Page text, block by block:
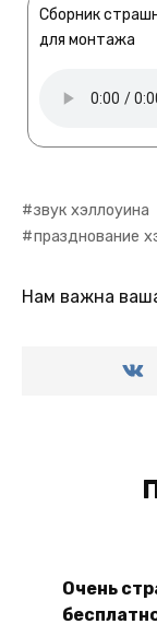
Сборник
для монтажа
звук хэллоуина
празднование
Нам важна
Очень